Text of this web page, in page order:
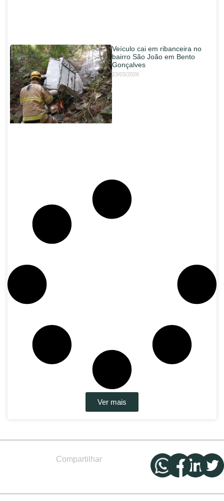
Veículo cai em ribanceira no
bairro São João em Bento
Gonçalves
23/03/2026
Ver mais
Compartilhar